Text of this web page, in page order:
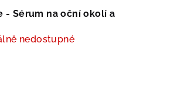
- Sérum na oční okolí a
nedostupné